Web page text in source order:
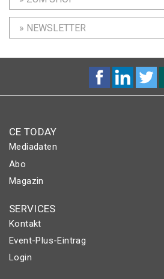
» NEWSLETTER
CE TODAY
Mediadaten
Abo
Magazin
SERVICES
Kontakt
Event-Plus-Eintrag
Login